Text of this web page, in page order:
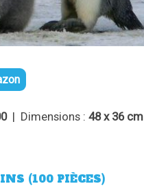
| Dimensions :48 x 36 cm
(100 PIÈCES)